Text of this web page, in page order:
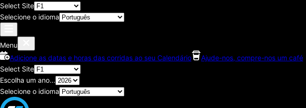
Select Site
Selecione o idioma
Menu
Adicione as datas e horas das corridas ao seu Calendário
Ajude-nos, compre-nos um café
Select Site
Escolha um ano...
Selecione o idioma